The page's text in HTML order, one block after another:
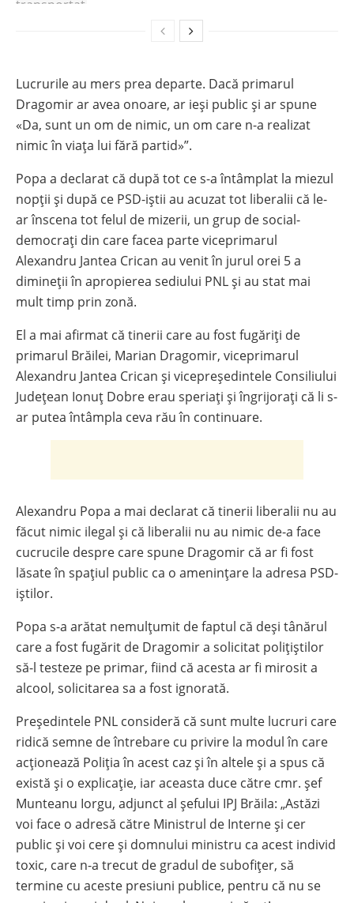
Lucrurile au mers prea departe. Dacă primarul
Dragomir ar avea onoare, ar ieși public și ar spune
«Da, sunt un om de nimic, un om care n-a realizat
nimic în viața lui fără partid»”.
Popa a declarat că după tot ce s-a întâmplat la miezul
nopții și după ce PSD-iștii au acuzat tot liberalii că le-
ar înscena tot felul de mizerii, un grup de social-
democrați din care facea parte viceprimarul
Alexandru Jantea Crican au venit în jurul orei 5 a
dimineții în apropierea sediului PNL și au stat mai
mult timp prin zonă.
El a mai afirmat că tinerii care au fost fugăriți de
primarul Brăilei, Marian Dragomir, viceprimarul
Alexandru Jantea Crican și vicepreședintele Consiliului
Județean Ionuț Dobre erau speriați și îngrijorați că li s-
ar putea întâmpla ceva rău în continuare.
Alexandru Popa a mai declarat că tinerii liberalii nu au
făcut nimic ilegal și că liberalii nu au nimic de-a face
cucrucile despre care spune Dragomir că ar fi fost
lăsate în spațiul public ca o amenințare la adresa PSD-
iștilor.
Popa s-a arătat nemulțumit de faptul că deși tânărul
care a fost fugărit de Dragomir a solicitat polițiștilor
să-l testeze pe primar, fiind că acesta ar fi mirosit a
alcool, solicitarea sa a fost ignorată.
Președintele PNL consideră că sunt multe lucruri care
ridică semne de întrebare cu privire la modul în care
acționează Poliția în acest caz și în altele și a spus că
există și o explicație, iar aceasta duce către cmr. șef
Munteanu Iorgu, adjunct al șefului IPJ Brăila: „Astăzi
voi face o adresă către Ministrul de Interne și cer
public și voi cere și domnului ministru ca acest individ
toxic, care n-a trecut de gradul de subofițer, să
termine cu aceste presiuni publice, pentru că nu se